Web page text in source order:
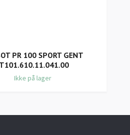
PR 100 SPORT GENT
T101.610.11.041.00
Ikke på lager